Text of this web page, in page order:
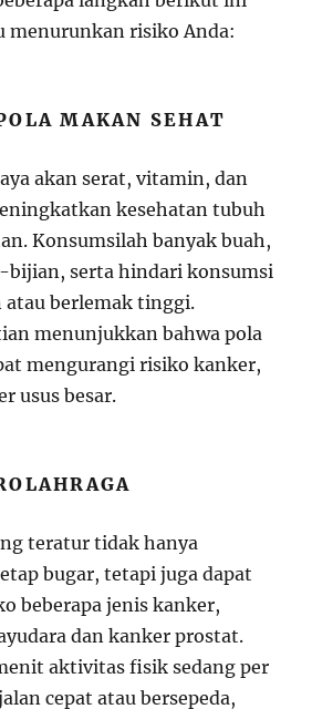
menurunkan risiko Anda:
MAKAN SEHAT
akan serat, vitamin, dan
kesehatan tubuh
Konsumsilah banyak buah,
bijian, serta hindari konsumsi
atau berlemak tinggi.
menunjukkan bahwa pola
mengurangi risiko kanker,
usus besar.
teratur tidak hanya
bugar, tetapi juga dapat
beberapa jenis kanker,
dan kanker prostat.
aktivitas fisik sedang per
cepat atau bersepeda,